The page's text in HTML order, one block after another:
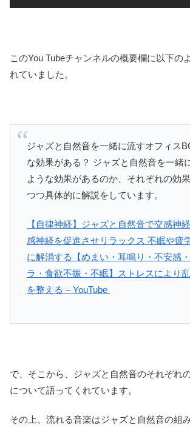
このYou Tubeチャンネルの概要欄に以下の
れていました。
ジャズと自然音を一緒に流すオフィス
な効果がある？ ジャズと自然音を一緒
ような効果があるのか、それぞれの効
つつ具体的に解説をしています。
【自律神経】ジャズと自然音で交感神
感神経を促進させリラックス 不眠や疲
に解消する【めまい・耳鳴り・不安感
ラ・食欲不振・不眠】ストレスにより
を整える – YouTube
で、そこから、ジャズと自然音のそれぞれ
について語ってくれています。
その上、流れる音楽はジャズと自然音の組み